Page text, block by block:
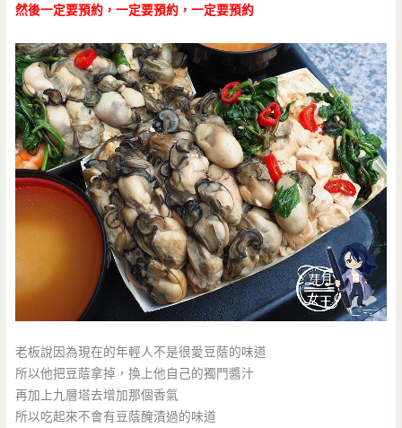
然後一定要預約，一定要預約，一定要預約
老板說因為現在的年輕人不是很愛豆蔭的味道
所以他把豆蔭拿掉，換上他自己的獨門醬汁
再加上九層塔去增加那個香氣
所以吃起來不會有豆蔭醃漬過的味道